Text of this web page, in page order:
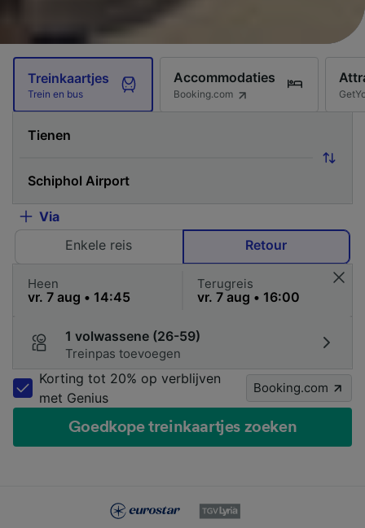
Treinkaartjes
Trein en bus
Accommodaties
Booking.com
Via
Enkele reis
Retour
Heen Terugreis
1 volwassene (26-59)
Treinpas toevoegen
Korting tot 20% op verblijven
met Genius
Booking.com
Goedkope treinkaartjes zoeken